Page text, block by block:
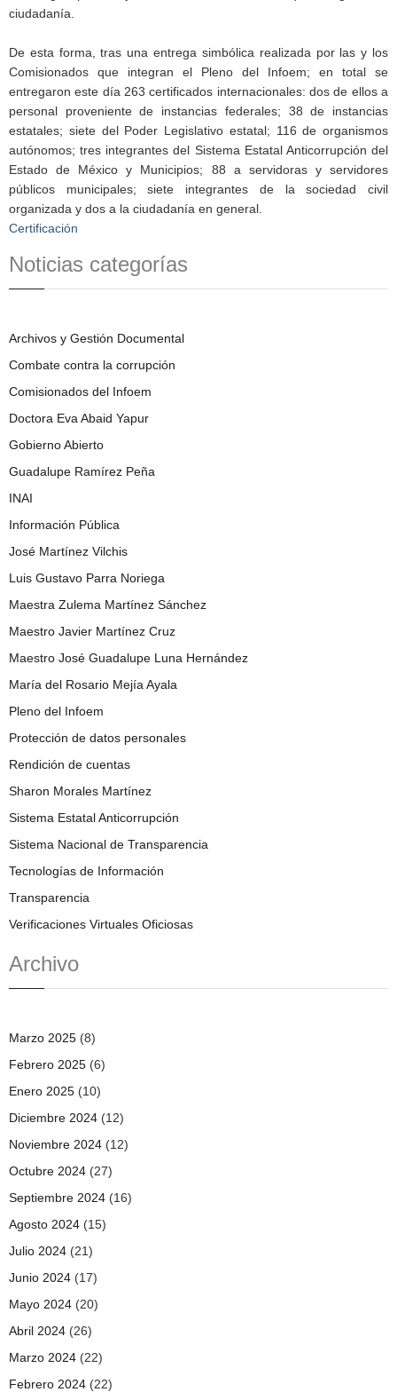
ciudadanía.
De esta forma, tras una entrega simbólica realizada por las y los
Comisionados que integran el Pleno del Infoem; en total se
entregaron este día 263 certificados internacionales: dos de ellos a
personal proveniente de instancias federales; 38 de instancias
estatales; siete del Poder Legislativo estatal; 116 de organismos
autónomos; tres integrantes del Sistema Estatal Anticorrupción del
Estado de México y Municipios; 88 a servidoras y servidores
públicos municipales; siete integrantes de la sociedad civil
organizada y dos a la ciudadanía en general.
Certificación
Noticias categorías
Archivos y Gestión Documental
Combate contra la corrupción
Comisionados del Infoem
Doctora Eva Abaid Yapur
Gobierno Abierto
Guadalupe Ramírez Peña
INAI
Información Pública
José Martínez Vilchis
Luis Gustavo Parra Noriega
Maestra Zulema Martínez Sánchez
Maestro Javier Martínez Cruz
Maestro José Guadalupe Luna Hernández
María del Rosario Mejía Ayala
Pleno del Infoem
Protección de datos personales
Rendición de cuentas
Sharon Morales Martínez
Sistema Estatal Anticorrupción
Sistema Nacional de Transparencia
Tecnologías de Información
Transparencia
Verificaciones Virtuales Oficiosas
Archivo
Marzo 2025 (8)
Febrero 2025 (6)
Enero 2025 (10)
Diciembre 2024 (12)
Noviembre 2024 (12)
Octubre 2024 (27)
Septiembre 2024 (16)
Agosto 2024 (15)
Julio 2024 (21)
Junio 2024 (17)
Mayo 2024 (20)
Abril 2024 (26)
Marzo 2024 (22)
Febrero 2024 (22)